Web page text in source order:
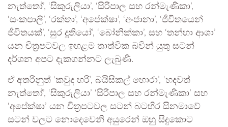
නැත්තෝ’, ‘සිකුරුලියා’, ‘සිරිපාල සහ රන්මැණිකා’,
‘සංකපාලි’, ‘රක්තා’, ‘අපේක්ෂා’, ‘අංජානා’, ‘ජීවිතයෙන්
ජීවිතයක්’, ‘සුර දූතියෝ’, ‘බෝනික්කා’, සහ ‘තන්හා ආශා’
යන චිත්‍රපටවල ඉහළම තාත්වික බවින් යුතු සටන්
දර්ශන අපට දැකගන්නට ලැබුණි.
ඒ අතරිනුත් ‘කවුද හරි’, බයිසිකල් හොරා’, ‘හදවත්
නැත්තෝ’, ‘සිකුරුලියා’ ‘සිරිපාල සහ රන්මැණිකා’ සහ
‘අපේක්ෂා’ යන චිත්‍රපටවල සටන් බටහිර සිනමාවේ
සටන් වලට නොදෙවෙනි අයුරෙන් ඔහු සිදුකොට